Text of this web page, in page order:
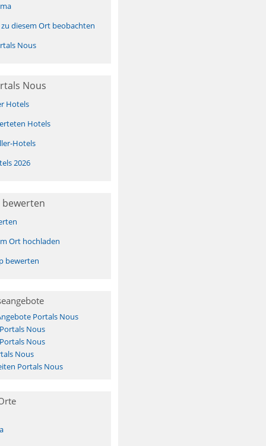
diesem Ort beobachten
Nous
Nous
Hotels
Hotels
Hotels
2026
Ort hochladen
bewerten
Portals Nous
Nous
Nous
Nous
Portals Nous